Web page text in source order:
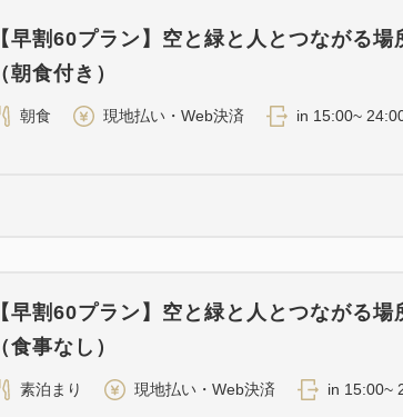
【早割60プラン】空と緑と人とつながる
（朝食付き）
朝食 現地払い・Web決済 in 15:00~
【早割60プラン】空と緑と人とつながる
（食事なし）
素泊まり 現地払い・Web決済 in 15:00~